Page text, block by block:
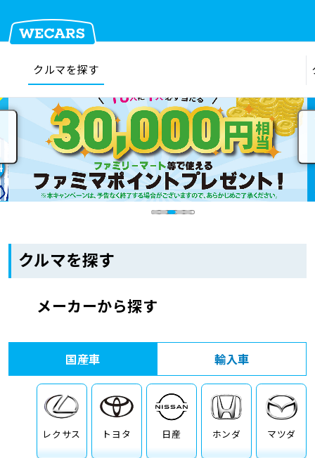
在庫検索
クルマを探す
クルマを売る
車検見積
車検料金・メニュー
品質管理とサポート体制
お役立ち情報
お問い合わせ
クルマを探す
クルマを探す
メーカーから探す
国産車
レクサス トヨタ 日産 ホンダ マツダ
輸入車